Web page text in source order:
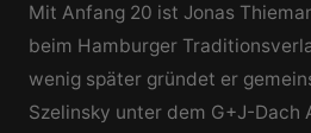
Mit Anfang 20 ist Jonas
beim Hamburger
wenig später gründet er
Szelinsky unter dem G+J-Dach